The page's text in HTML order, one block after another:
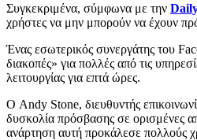
Συγκεκριμένα, σύμφωνα με την
χρήστες να μην μπορούν να έχουν
Ένας εσωτερικός συνεργάτης του
διακοπές» για πολλές από τις
λειτουργίας για επτά ώρες.
Ο Andy Stone, διευθυντής
δυσκολία πρόσβασης σε ορισμένες
ανάρτηση αυτή προκάλεσε πολλούς